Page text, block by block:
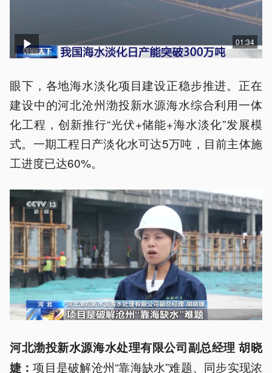
01:34
眼下，各地海水淡化项目建设正稳步推进。正在
建设中的河北沧州渤投新水源海水综合利用一体
化工程，创新推行“光伏+储能+海水淡化”发展模
式。一期工程日产淡化水可达5万吨，目前主体施
工进度已达60%。
河北渤投新水源海水处理有限公司副总经理 胡晓
婕：项目是破解沧州“靠海缺水”难题、同步实现浓